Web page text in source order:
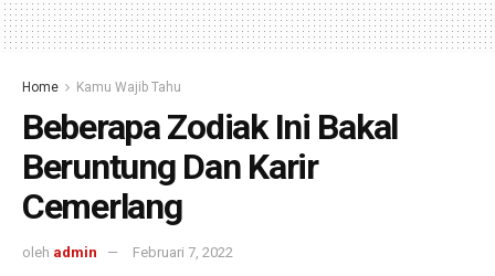
Home Kamu Wajib Tahu
Beberapa Zodiak Ini Bakal
Beruntung Dan Karir
Cemerlang
oleh admin Februari 7, 2022